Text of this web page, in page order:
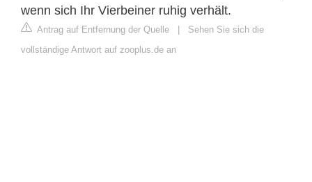
wenn sich Ihr Vierbeiner ruhig verhält.
Antrag auf Entfernung der Quelle
Sehen Sie sich die
vollständige Antwort auf zooplus.de an